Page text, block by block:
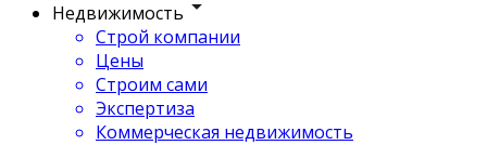
Недвижимость
Строй компании
Цены
Строим сами
Экспертиза
Коммерческая недвижимость